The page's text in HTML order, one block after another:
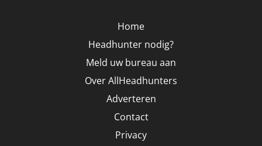
Home
Headhunter nodig?
Meld uw bureau aan
Over AllHeadhunters
Adverteren
Contact
Privacy